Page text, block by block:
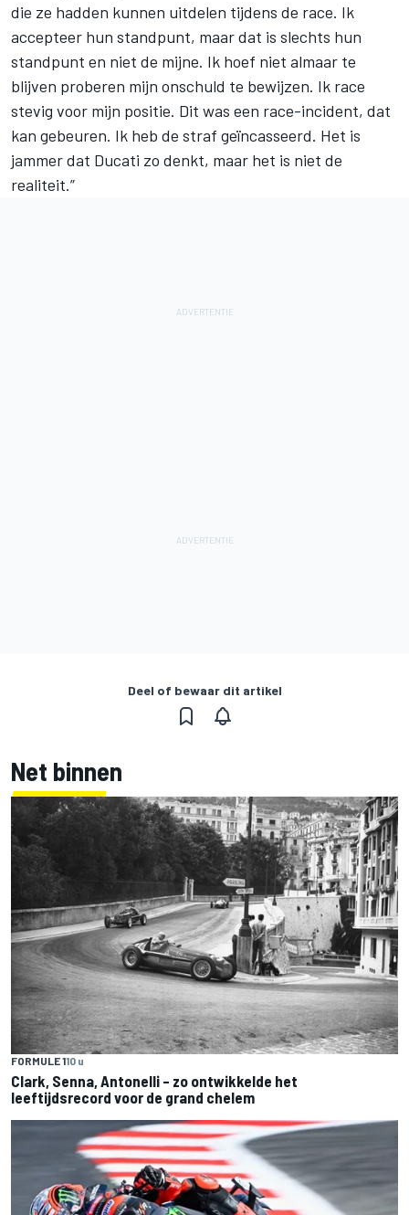
die ze hadden kunnen uitdelen tijdens de race. Ik
accepteer hun standpunt, maar dat is slechts hun
standpunt en niet de mijne. Ik hoef niet almaar te
blijven proberen mijn onschuld te bewijzen. Ik race
stevig voor mijn positie. Dit was een race-incident, dat
kan gebeuren. Ik heb de straf geïncasseerd. Het is
jammer dat Ducati zo denkt, maar het is niet de
realiteit.”
Deel of bewaar dit artikel
Net binnen
FORMULE 110 u
Clark, Senna, Antonelli – zo ontwikkelde het
leeftijdsrecord voor de grand chelem